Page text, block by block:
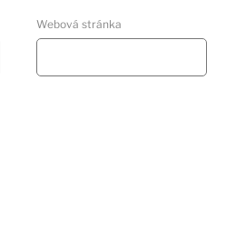
Webová stránka